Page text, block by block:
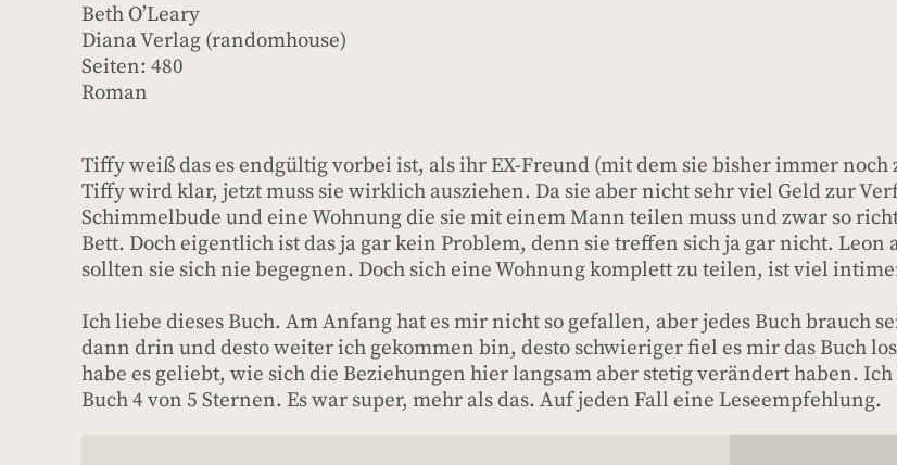
Beth O’Leary
Diana Verlag (randomhouse)
Seiten: 480
Roman
Tiffy weiß das es endgültig vorbei ist, als ihr EX-Freund (mit dem sie bisher immer
Tiffy wird klar, jetzt muss sie wirklich ausziehen. Da sie aber nicht sehr viel Geld zur
Schimmelbude und eine Wohnung die sie mit einem Mann teilen muss und zwar so
Bett. Doch eigentlich ist das ja gar kein Problem, denn sie treffen sich ja gar nicht.
sollten sie sich nie begegnen. Doch sich eine Wohnung komplett zu teilen, ist viel
Ich liebe dieses Buch. Am Anfang hat es mir nicht so gefallen, aber jedes Buch brauch
dann drin und desto weiter ich gekommen bin, desto schwieriger fiel es mir das Buch
habe es geliebt, wie sich die Beziehungen hier langsam aber stetig verändert haben.
Buch 4 von 5 Sternen. Es war super, mehr als das. Auf jeden Fall eine Leseempfehlung.